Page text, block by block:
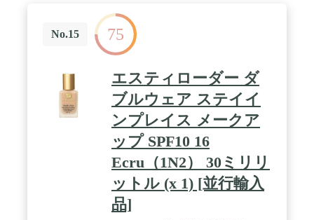
ー展開:アモーレパシフィック独自のカラーデータを
ともに設計されました。全3色のカラー展開で、お
肌にぴったりなカラーが選べます。人気な韓国コス
No.15 75
エスティローダー ダ
ブルウェア ステイイ
ンプレイス メークア
ップ SPF10 16
Ecru（1N2） 30ミリリ
ットル (x 1) [並行輸入
品]